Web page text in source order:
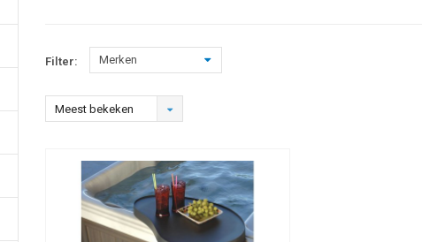
Filter: Merken
Meest bekeken